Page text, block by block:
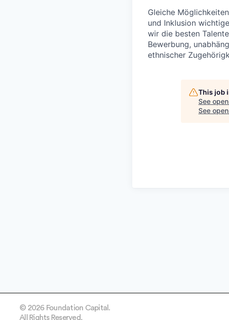
Gleiche
und Inklusion
wir die besten
Bewerbung,
ethnischer
This job
See
See
© 2026 Foundation Capital.
All Rights Reserved.